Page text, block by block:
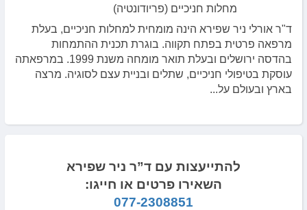
מחלות חניכיים (פריודונטיה)
ד"ר אורלי ניר שפירא הינה מומחית למחלות חניכיים, בעלת
מרפאה פרטית בפתח תקווה. בוגרת תכנית ההתמחות
בהדסה ירושלים ובעלת תואר מומחה משנת 1999. במרפאתה
עוסקת בטיפולי חניכיים, שתלים ובניית עצם לסוגיה. מרצה
בארץ ובעולם על...
להתייעצות עם ד”ר ניר שפירא
השאירו פרטים או חייגו:
077-2308851